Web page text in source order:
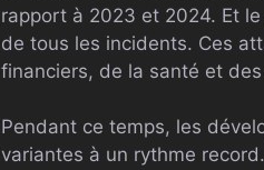
rapport à 2023 et 2024. Et
de tous les incidents. Ces
financiers, de la santé et
Pendant ce temps, les
variantes à un rythme